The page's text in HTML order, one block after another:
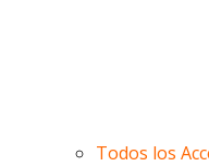
Todos los